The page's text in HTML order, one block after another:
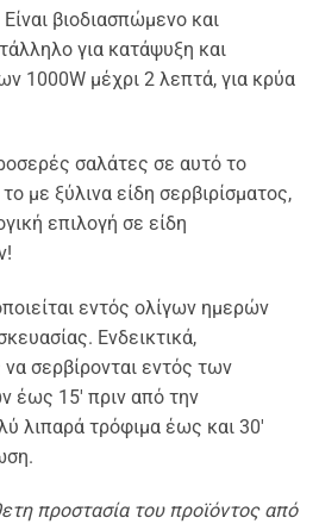
βιοδιασπώμενο και
για κατάψυξη και
1000W μέχρι 2 λεπτά, για κρύα
σαλάτες σε αυτό το
με ξύλινα είδη σερβιρίσματος,
επιλογή σε είδη
εντός ολίγων ημερών
Ενδεικτικά,
σερβίρονται εντός των
έως 15′ πριν από την
λιπαρά τρόφιμα έως και 30′
προστασία του προϊόντος από